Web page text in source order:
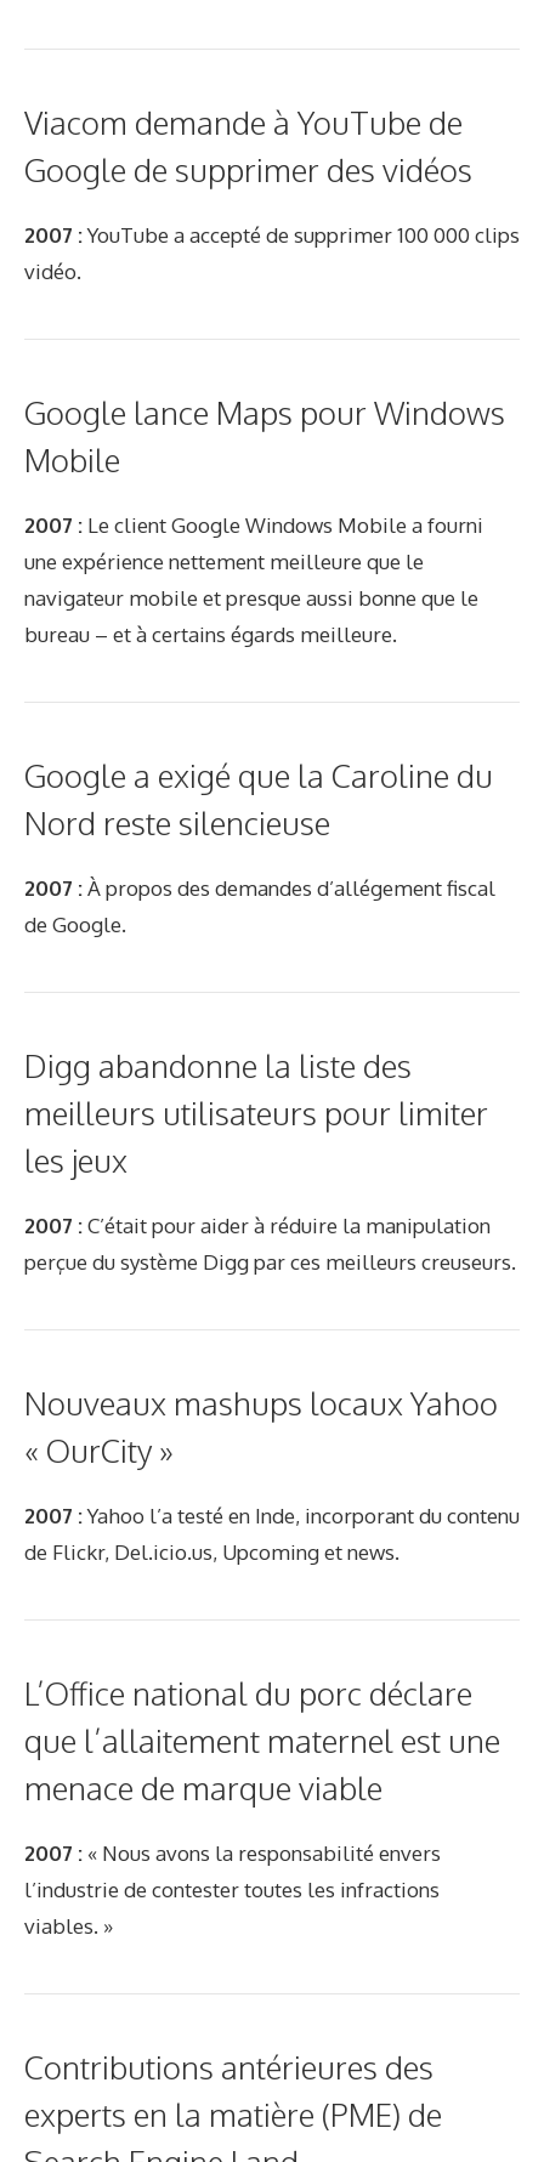
Viacom demande à YouTube de
Google de supprimer des vidéos
2007 :YouTube a accepté de supprimer 100 000 clips
vidéo.
Google lance Maps pour Windows
Mobile
2007 : Le client Google Windows Mobile a fourni
une expérience nettement meilleure que le
navigateur mobile et presque aussi bonne que le
bureau – et à certains égards meilleure.
Google a exigé que la Caroline du
Nord reste silencieuse
2007 :À propos des demandes d’allégement fiscal
de Google.
Digg abandonne la liste des
meilleurs utilisateurs pour limiter
les jeux
2007 :C’était pour aider à réduire la manipulation
perçue du système Digg par ces meilleurs creuseurs.
Nouveaux mashups locaux Yahoo
« OurCity »
2007 :Yahoo l’a testé en Inde, incorporant du contenu
de Flickr, Del.icio.us, Upcoming et news.
L’Office national du porc déclare
que l’allaitement maternel est une
menace de marque viable
2007 : « Nous avons la responsabilité envers
l’industrie de contester toutes les infractions
viables. »
Contributions antérieures des
experts en la matière (PME) de